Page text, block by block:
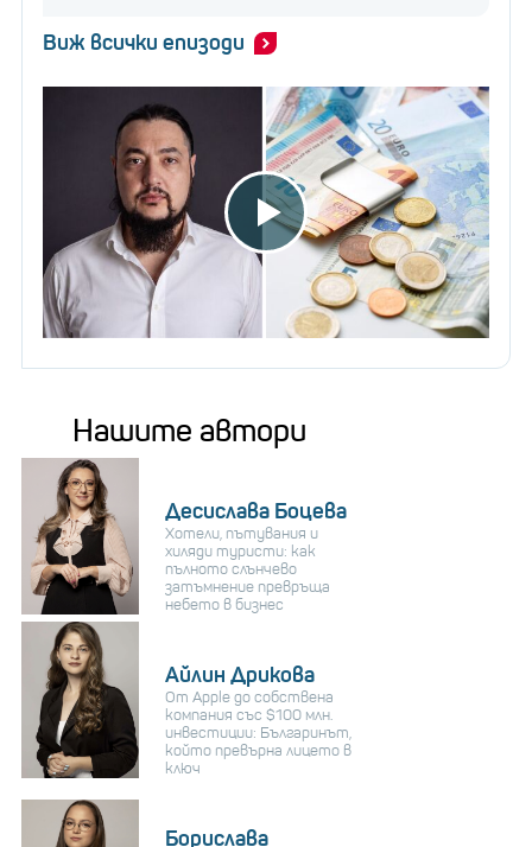
Виж всички епизоди
Нашите автори
Десислава Боцева
Хотели, пътувания и
хиляди туристи: как
пълното слънчево
затъмнение превръща
небето в бизнес
Айлин Дрикова
От Apple до собствена
компания със $100 млн.
инвестиции: Българинът,
който превърна лицето в
ключ
Борислава